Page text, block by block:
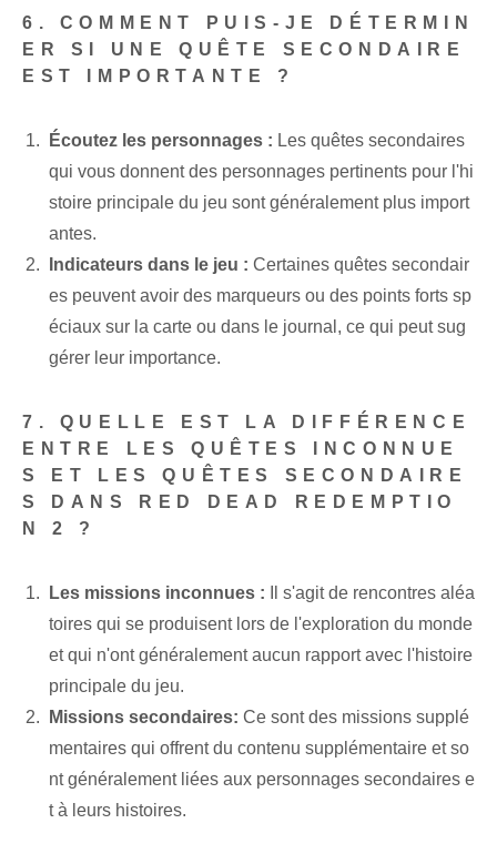
6. COMMENT PUIS-JE DÉTERMIN
ER SI UNE QUÊTE SECONDAIRE
EST IMPORTANTE ?
Écoutez les personnages : Les quêtes secondaires
qui vous donnent des personnages pertinents pour l'hi
stoire principale du jeu sont généralement plus import
antes.
Indicateurs dans le jeu : Certaines quêtes secondair
es peuvent avoir des marqueurs ou des points forts sp
éciaux sur la carte ou dans le journal, ce qui peut sug
gérer leur importance.
7. QUELLE EST LA DIFFÉRENCE
ENTRE LES QUÊTES INCONNUE
S ET LES QUÊTES SECONDAIRE
S DANS RED DEAD REDEMPTIO
N 2 ?
Les missions inconnues :
Il s'agit de rencontres aléa
toires qui se produisent lors de l'exploration du monde
et qui n'ont généralement aucun rapport avec l'histoire
principale du jeu.
Missions secondaires: Ce sont des missions supplé
mentaires qui offrent du contenu supplémentaire et so
nt généralement liées aux personnages secondaires e
t à leurs histoires.